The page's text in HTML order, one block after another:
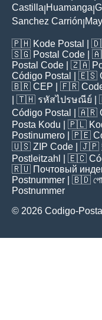
Castilla Huamanga
Sanchez Carrión
🇵🇭 Kode Postal |
🇸🇬 Postal Code |
Postal Code | 🇿🇦
Código Postal
| 🇪🇸
🇧🇷 CEP | 🇫🇷
| 🇹🇭 รหัสไปรษณีย์ |
Código Postal
| 🇦🇷
Posta Kodu | 🇵🇱
Postinumero | 🇵🇪
🇺🇸 ZIP Code | 🇯🇵
Postleitzahl
| 🇪🇨
🇷🇺 Почтовый
Postnummer | 🇧🇩
Postnummer
© 2026 Codigo-